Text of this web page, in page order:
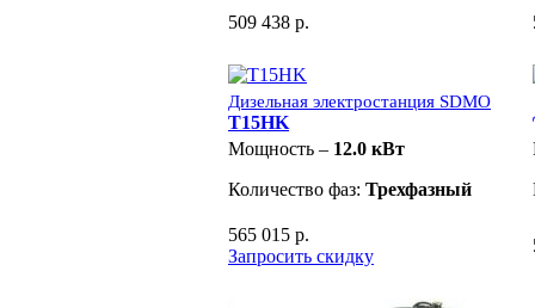
509 438 р.
Дизельная электростанция SDMO
T15HK
Мощность – 12.0 кВт
Количество фаз: Трехфазный
565 015 р.
Запросить скидку